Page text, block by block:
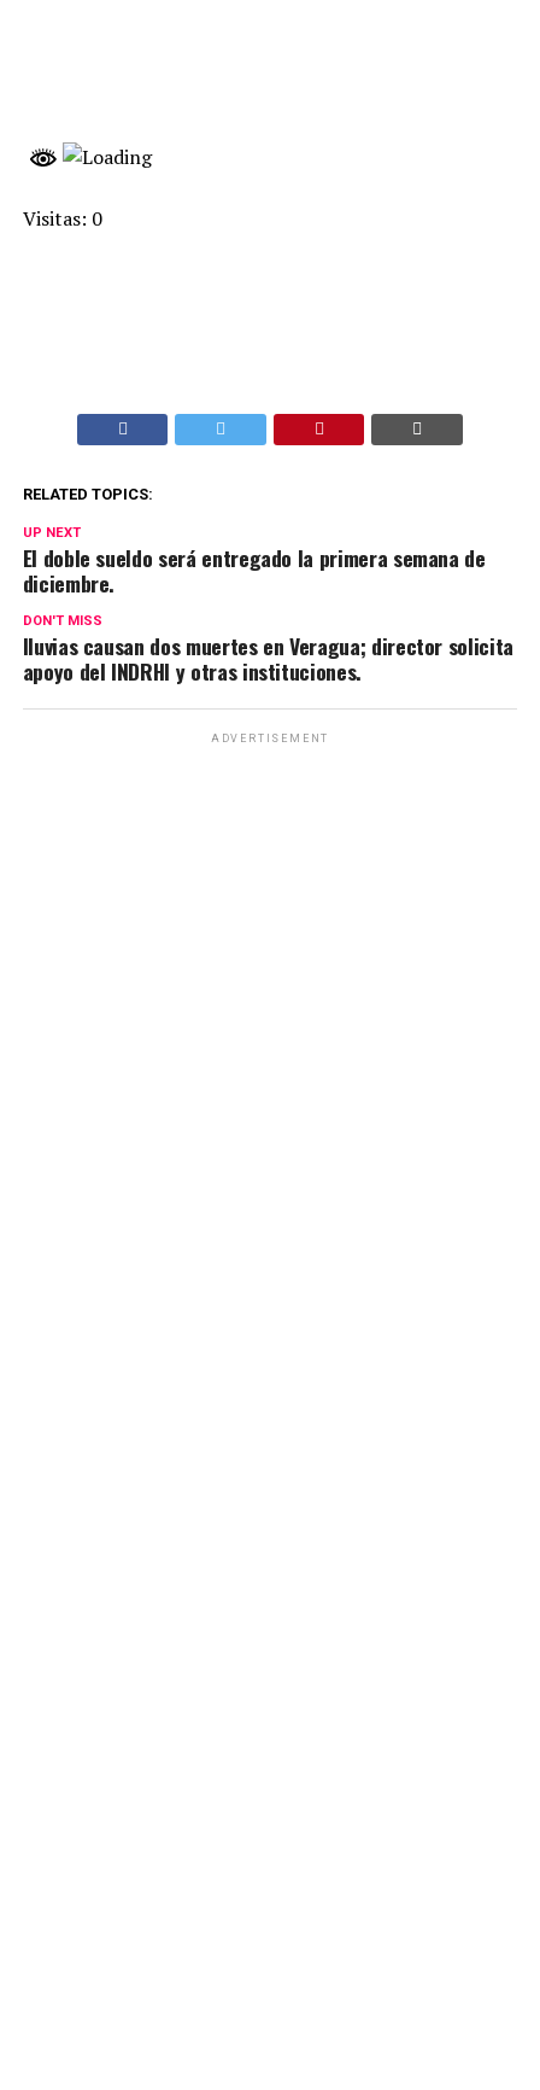
Visitas: 0
RELATED TOPICS:
UP NEXT
El doble sueldo será entregado la primera semana de
diciembre.
DON'T MISS
lluvias causan dos muertes en Veragua; director solicita
apoyo del INDRHI y otras instituciones.
ADVERTISEMENT